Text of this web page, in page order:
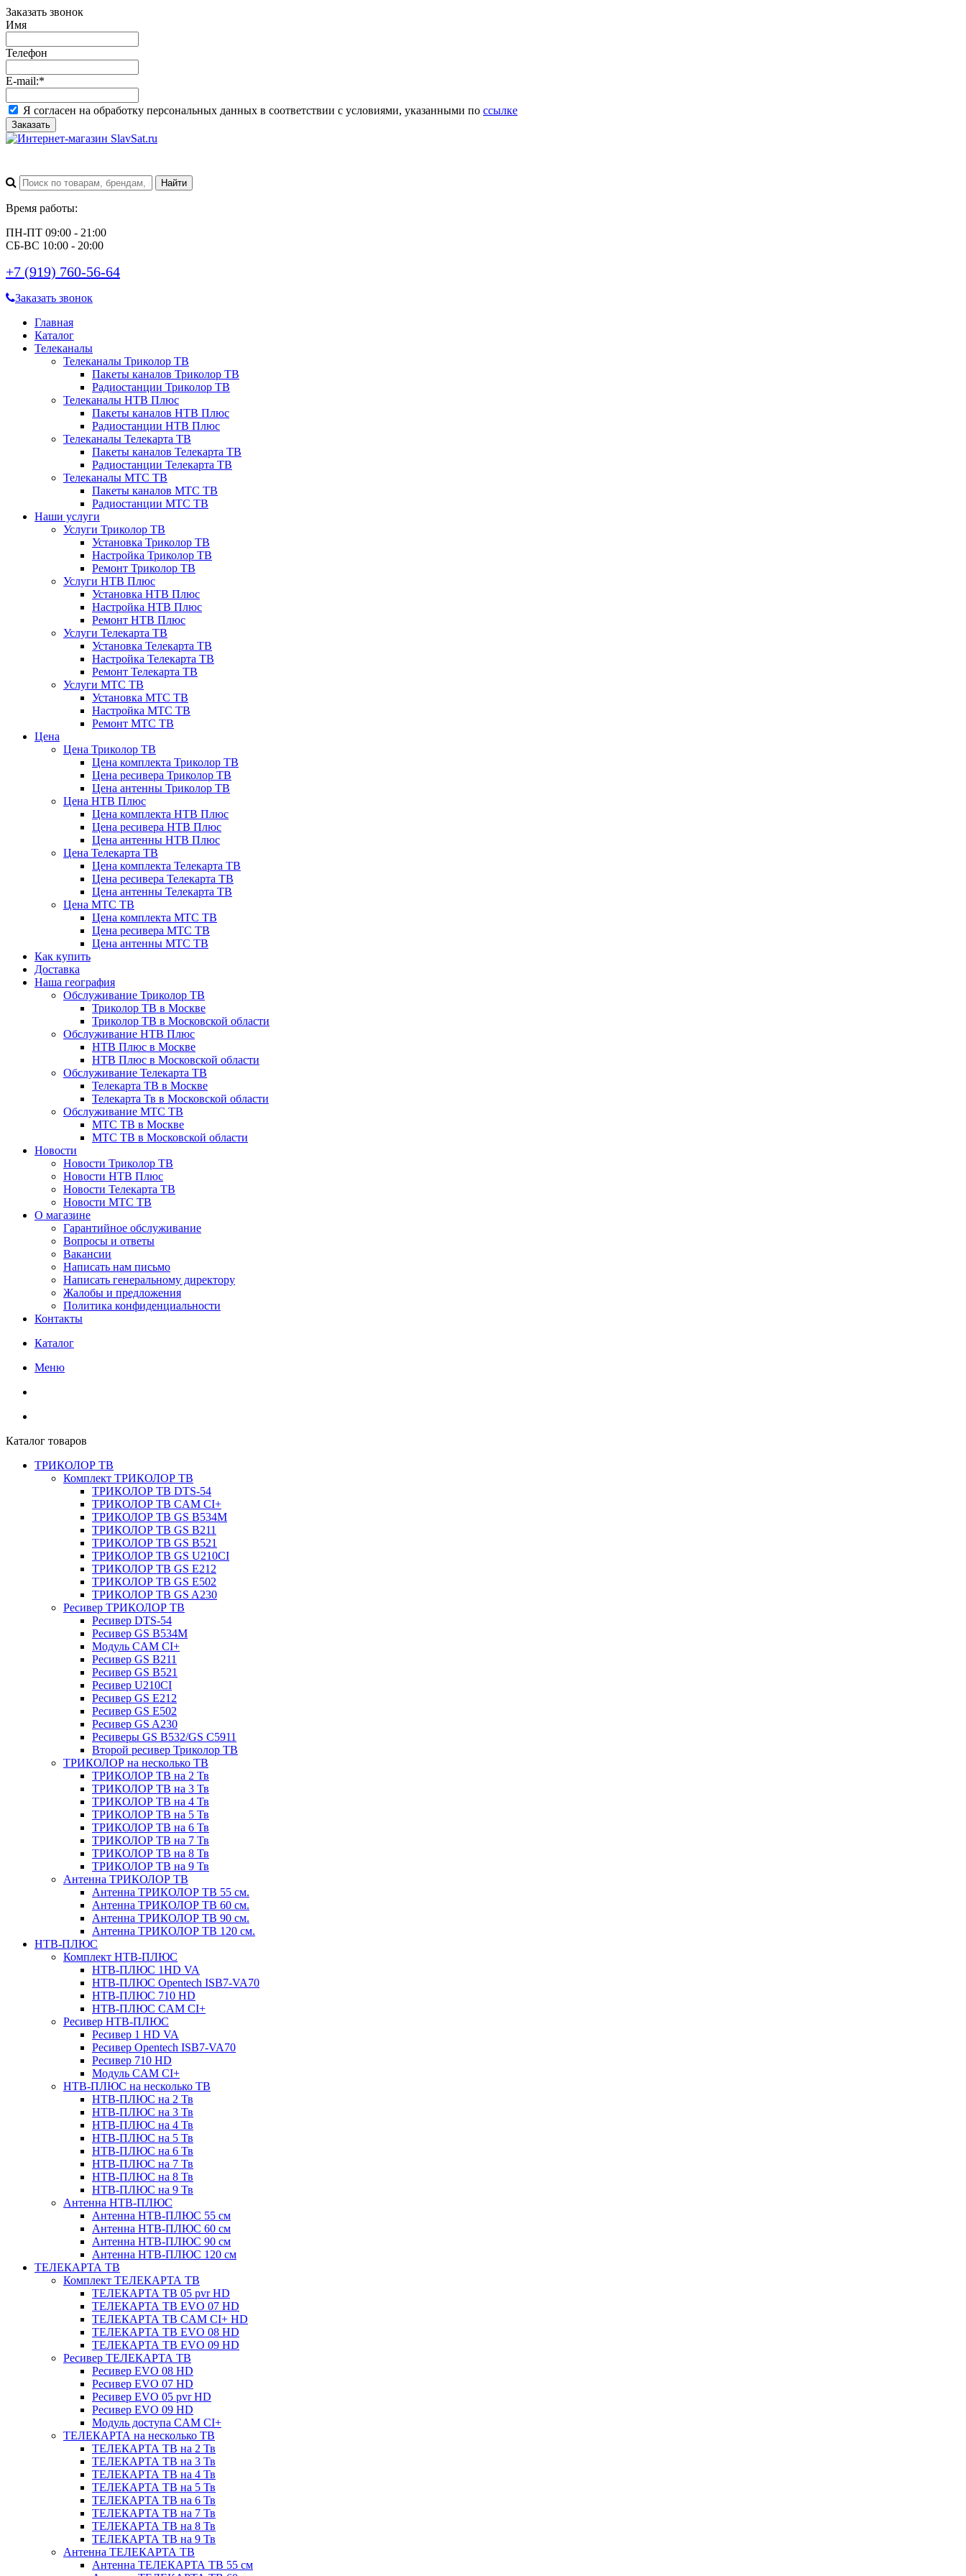
Заказать звонок
Имя
Телефон
E-mail:*
Я согласен на обработку персональных данных в соответствии с условиями, указанными по ссылке
Заказать
Время работы:
ПН-ПТ 09:00 - 21:00
СБ-ВС 10:00 - 20:00
+7 (919) 760-56-64
Заказать звонок
Главная
Каталог
Телеканалы
Телеканалы Триколор ТВ
Пакеты каналов Триколор ТВ
Радиостанции Триколор ТВ
Телеканалы НТВ Плюс
Пакеты каналов НТВ Плюс
Радиостанции НТВ Плюс
Телеканалы Телекарта ТВ
Пакеты каналов Телекарта ТВ
Радиостанции Телекарта ТВ
Телеканалы МТС ТВ
Пакеты каналов МТС ТВ
Радиостанции МТС ТВ
Наши услуги
Услуги Триколор ТВ
Установка Триколор ТВ
Настройка Триколор ТВ
Ремонт Триколор ТВ
Услуги НТВ Плюс
Установка НТВ Плюс
Настройка НТВ Плюс
Ремонт НТВ Плюс
Услуги Телекарта ТВ
Установка Телекарта ТВ
Настройка Телекарта ТВ
Ремонт Телекарта ТВ
Услуги МТС ТВ
Установка МТС ТВ
Настройка МТС ТВ
Ремонт МТС ТВ
Цена
Цена Триколор ТВ
Цена комплекта Триколор ТВ
Цена ресивера Триколор ТВ
Цена антенны Триколор ТВ
Цена НТВ Плюс
Цена комплекта НТВ Плюс
Цена ресивера НТВ Плюс
Цена антенны НТВ Плюс
Цена Телекарта ТВ
Цена комплекта Телекарта ТВ
Цена ресивера Телекарта ТВ
Цена антенны Телекарта ТВ
Цена МТС ТВ
Цена комплекта МТС ТВ
Цена ресивера МТС ТВ
Цена антенны МТС ТВ
Как купить
Доставка
Наша география
Обслуживание Триколор ТВ
Триколор ТВ в Москве
Триколор ТВ в Московской области
Обслуживание НТВ Плюс
НТВ Плюс в Москве
НТВ Плюс в Московской области
Обслуживание Телекарта ТВ
Телекарта ТВ в Москве
Телекарта Тв в Московской области
Обслуживание МТС ТВ
МТС ТВ в Москве
МТС ТВ в Московской области
Новости
Новости Триколор ТВ
Новости НТВ Плюс
Новости Телекарта ТВ
Новости МТС ТВ
О магазине
Гарантийное обслуживание
Вопросы и ответы
Вакансии
Написать нам письмо
Написать генеральному директору
Жалобы и предложения
Политика конфиденциальности
Контакты
Каталог
Меню
Каталог товаров
ТРИКОЛОР ТВ
Комплект ТРИКОЛОР ТВ
ТРИКОЛОР ТВ DTS-54
ТРИКОЛОР ТВ CAM CI+
ТРИКОЛОР ТВ GS B534M
ТРИКОЛОР ТВ GS B211
ТРИКОЛОР ТВ GS B521
ТРИКОЛОР ТВ GS U210CI
ТРИКОЛОР ТВ GS E212
ТРИКОЛОР ТВ GS E502
ТРИКОЛОР ТВ GS A230
Ресивер ТРИКОЛОР ТВ
Ресивер DTS-54
Ресивер GS B534M
Модуль CAM CI+
Ресивер GS B211
Ресивер GS B521
Ресивер U210CI
Ресивер GS E212
Ресивер GS E502
Ресивер GS A230
Ресиверы GS B532/GS C5911
Второй ресивер Триколор ТВ
ТРИКОЛОР на несколько ТВ
ТРИКОЛОР ТВ на 2 Тв
ТРИКОЛОР ТВ на 3 Тв
ТРИКОЛОР ТВ на 4 Тв
ТРИКОЛОР ТВ на 5 Тв
ТРИКОЛОР ТВ на 6 Тв
ТРИКОЛОР ТВ на 7 Тв
ТРИКОЛОР ТВ на 8 Тв
ТРИКОЛОР ТВ на 9 Тв
Антенна ТРИКОЛОР ТВ
Антенна ТРИКОЛОР ТВ 55 см.
Антенна ТРИКОЛОР ТВ 60 см.
Антенна ТРИКОЛОР ТВ 90 см.
Антенна ТРИКОЛОР ТВ 120 см.
НТВ-ПЛЮС
Комплект НТВ-ПЛЮС
НТВ-ПЛЮС 1HD VA
НТВ-ПЛЮС Opentech ISB7-VA70
НТВ-ПЛЮС 710 HD
НТВ-ПЛЮС CAM CI+
Ресивер НТВ-ПЛЮС
Ресивер 1 HD VA
Ресивер Opentech ISB7-VA70
Ресивер 710 HD
Модуль CAM CI+
НТВ-ПЛЮС на несколько ТВ
НТВ-ПЛЮС на 2 Тв
НТВ-ПЛЮС на 3 Тв
НТВ-ПЛЮС на 4 Тв
НТВ-ПЛЮС на 5 Тв
НТВ-ПЛЮС на 6 Тв
НТВ-ПЛЮС на 7 Тв
НТВ-ПЛЮС на 8 Тв
НТВ-ПЛЮС на 9 Тв
Антенна НТВ-ПЛЮС
Антенна НТВ-ПЛЮС 55 см
Антенна НТВ-ПЛЮС 60 см
Антенна НТВ-ПЛЮС 90 см
Антенна НТВ-ПЛЮС 120 см
ТЕЛЕКАРТА ТВ
Комплект ТЕЛЕКАРТА ТВ
ТЕЛЕКАРТА ТВ 05 pvr HD
ТЕЛЕКАРТА ТВ EVO 07 HD
ТЕЛЕКАРТА ТВ CAM CI+ HD
ТЕЛЕКАРТА ТВ EVO 08 HD
ТЕЛЕКАРТА ТВ EVO 09 HD
Ресивер ТЕЛЕКАРТА ТВ
Ресивер EVO 08 HD
Ресивер EVO 07 HD
Ресивер EVO 05 pvr HD
Ресивер EVO 09 HD
Модуль доступа CAM CI+
ТЕЛЕКАРТА на несколько ТВ
ТЕЛЕКАРТА ТВ на 2 Тв
ТЕЛЕКАРТА ТВ на 3 Тв
ТЕЛЕКАРТА ТВ на 4 Тв
ТЕЛЕКАРТА ТВ на 5 Тв
ТЕЛЕКАРТА ТВ на 6 Тв
ТЕЛЕКАРТА ТВ на 7 Тв
ТЕЛЕКАРТА ТВ на 8 Тв
ТЕЛЕКАРТА ТВ на 9 Тв
Антенна ТЕЛЕКАРТА ТВ
Антенна ТЕЛЕКАРТА ТВ 55 см